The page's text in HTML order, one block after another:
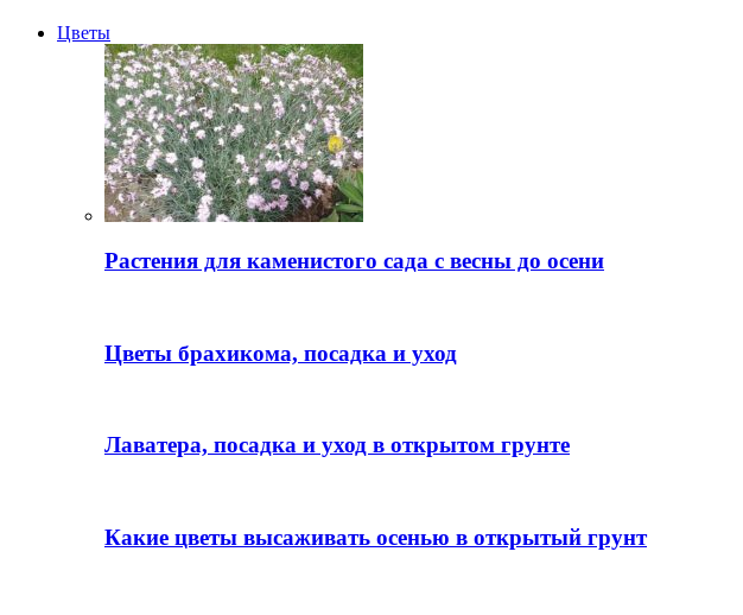
Цветы
Растения для каменистого сада с весны до осени
Цветы брахикома, посадка и уход
Лаватера, посадка и уход в открытом грунте
Какие цветы высаживать осенью в открытый грунт